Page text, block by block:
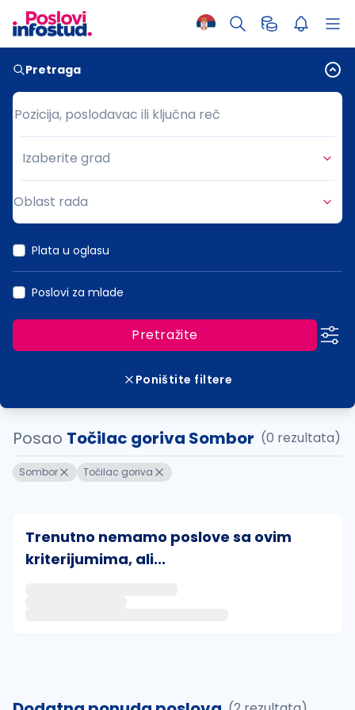
Pretraga
Pozicija, poslodavac ili ključna reč
Pozicija, poslodavac ili ključna reč
Grad
Izaberite grad
Oblast rada
Plata u oglasu
Poslovi za mlade
Pretražite
Poništite filtere
Posao Točilac goriva Sombor (0 rezultata)
Sombor Točilac goriva
Trenutno nemamo poslove sa ovim
kriterijumima, ali...